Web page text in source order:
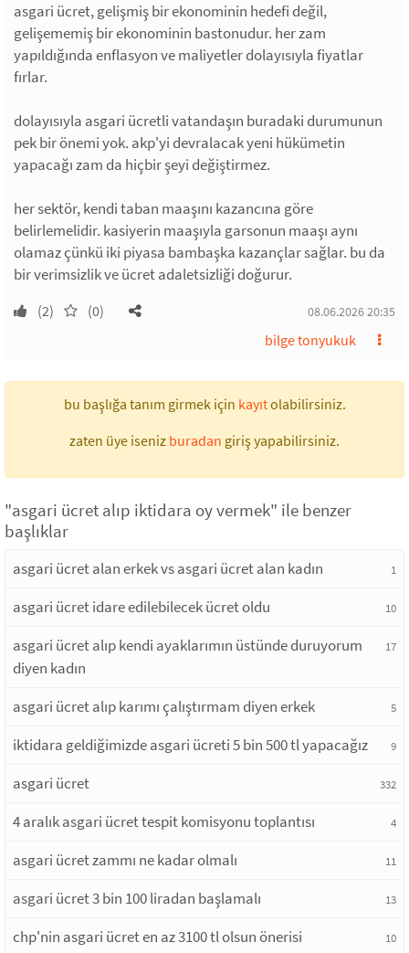
asgari ücret, gelişmiş bir ekonominin hedefi değil,
gelişememiş bir ekonominin bastonudur. her zam
yapıldığında enflasyon ve maliyetler dolayısıyla fiyatlar
fırlar.
dolayısıyla asgari ücretli vatandaşın buradaki durumunun
pek bir önemi yok. akp'yi devralacak yeni hükümetin
yapacağı zam da hiçbir şeyi değiştirmez.
her sektör, kendi taban maaşını kazancına göre
belirlemelidir. kasiyerin maaşıyla garsonun maaşı aynı
olamaz çünkü iki piyasa bambaşka kazançlar sağlar. bu da
bir verimsizlik ve ücret adaletsizliği doğurur.
(2) (0) 08.06.2026 20:35
bilge tonyukuk
bu başlığa tanım girmek için kayıtolabilirsiniz.
zaten üye iseniz buradan giriş yapabilirsiniz.
"asgari ücret alıp iktidara oy vermek" ile benzer
başlıklar
asgari ücret alan erkek vs asgari ücret alan kadın 1
asgari ücret idare edilebilecek ücret oldu 10
asgari ücret alıp kendi ayaklarımın üstünde duruyorum
diyen kadın
17
asgari ücret alıp karımı çalıştırmam diyen erkek 5
iktidara geldiğimizde asgari ücreti 5 bin 500 tl yapacağız 9
asgari ücret 332
4 aralık asgari ücret tespit komisyonu toplantısı 4
asgari ücret zammı ne kadar olmalı 11
asgari ücret 3 bin 100 liradan başlamalı 13
chp'nin asgari ücret en az 3100 tl olsun önerisi 10